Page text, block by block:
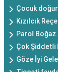
Çocuk
Kızılcık
Parol Boğaz
Çok Şiddetli
Göze İyi